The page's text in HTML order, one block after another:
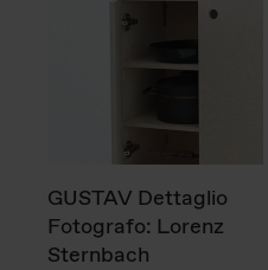
GUSTAV Dettaglio
Fotografo: Lorenz
Sternbach